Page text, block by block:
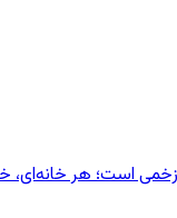
است؛ هر خانه‌ای،